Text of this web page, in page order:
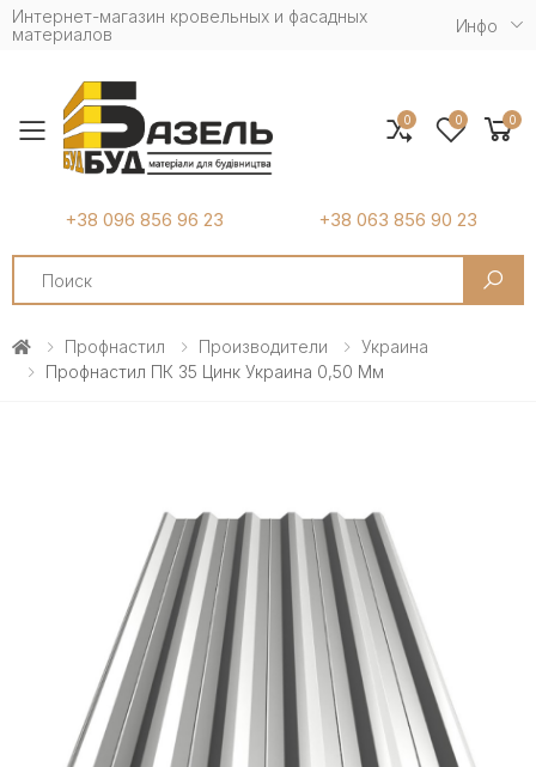
Интернет-магазин кровельных и фасадных
материалов
Инфо
Toggle mobile menu
+38 096 856 96 23 +38 063 856 90 23
Search
0 0 0
Профнастил Производители
Украина
Профнастил ПК 35 Цинк Украина 0,50 Мм